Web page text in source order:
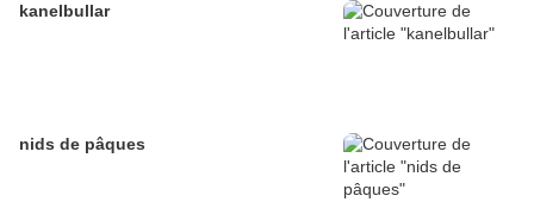
kanelbullar
nids de pâques